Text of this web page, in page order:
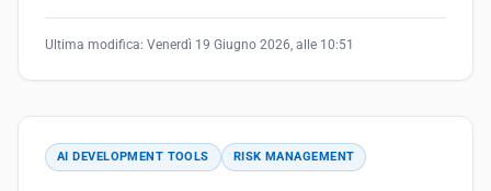
Ultima modifica: Venerdì 19 Giugno 2026, alle 10:51
AI DEVELOPMENT TOOLS RISK MANAGEMENT